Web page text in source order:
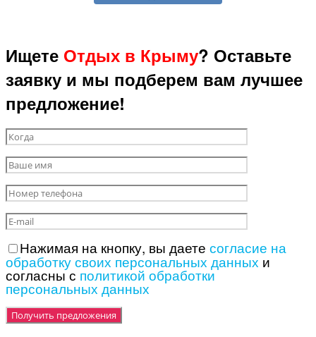
Ищете Отдых в Крыму? Оставьте
заявку и мы подберем вам лучшее
предложение!
Нажимая на кнопку, вы даете согласие на
обработку своих персональных данных и
согласны с политикой обработки
персональных данных